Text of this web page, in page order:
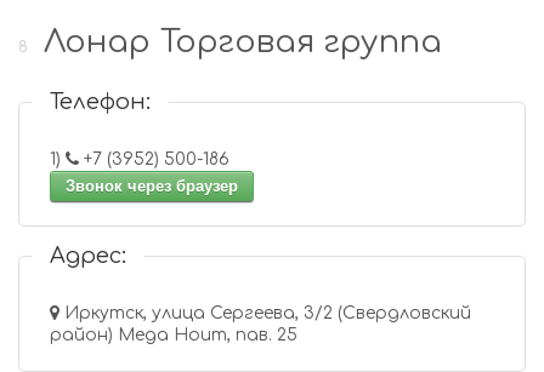
8 Лонар Торговая группа
Телефон:
1)
+7 (3952) 500-186
Звонок через браузер
Адрес:
Иркутск, улица Сергеева, 3/2 (Свердловский
район) Mega Houm, пав. 25